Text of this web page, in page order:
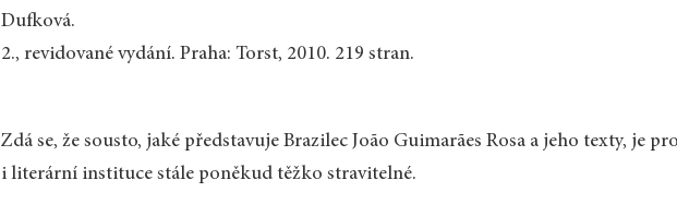
Dufková.
2., revidované vydání. Praha: Torst, 2010. 219 stran.
Zdá se, že sousto, jaké představuje Brazilec João Guimarães Rosa a jeho texty, je
i literární instituce stále poněkud těžko stravitelné.